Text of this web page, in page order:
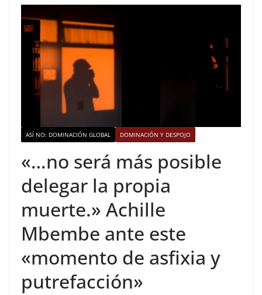
ASÍ NO: DOMINACIÓN GLOBAL DOMINACIÓN Y DESPOJO
«…no será más posible
delegar la propia
muerte.» Achille
Mbembe ante este
«momento de asfixia y
putrefacción»